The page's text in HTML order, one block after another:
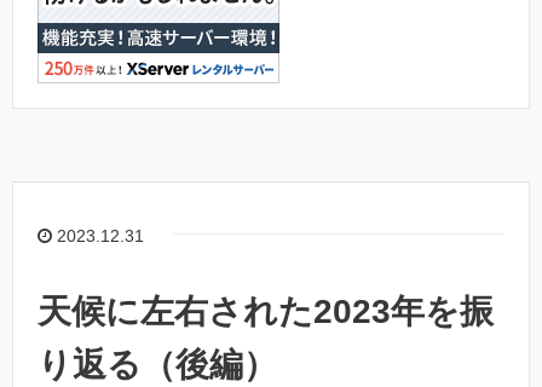
2023.12.31
天候に左右された2023年を振
り返る（後編）